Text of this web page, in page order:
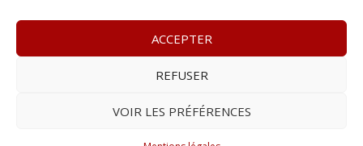
ACCEPTER
REFUSER
VOIR LES PRÉFÉRENCES
– www.lapostille.fr –
– E-mail :contact@lapostille.fr–